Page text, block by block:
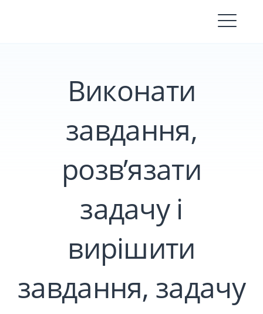
Виконати
завдання,
розв’язати
задачу і
вирішити
завдання, задачу